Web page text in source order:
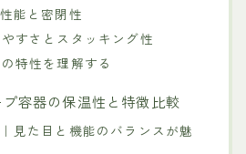
能と密閉性
すさとスタッキング性
特性を理解する
容器の保温性と特徴比較
見た目と機能のバランスが魅